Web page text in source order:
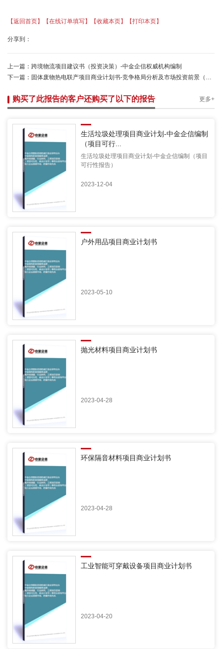
【返回首页】 【在线订单填写】 【收藏本页】 【打印本页】
分享到：
上一篇： 跨境物流项目建议书（投资决策）-中金企信权威机构编制
下一篇： 固体废物热电联产项目商业计划书-竞争格局分析及市场投资前景（项目可行性报告）
购买了此报告的客户还购买了以下的报告 更多+
生活垃圾处理项目商业计划-中金企信编制
（项目可行...
生活垃圾处理项目商业计划-中金企信编制（项目
可行性报告）
2023-12-04
户外用品项目商业计划书
2023-05-10
抛光材料项目商业计划书
2023-04-28
环保隔音材料项目商业计划书
2023-04-28
工业智能可穿戴设备项目商业计划书
2023-04-20